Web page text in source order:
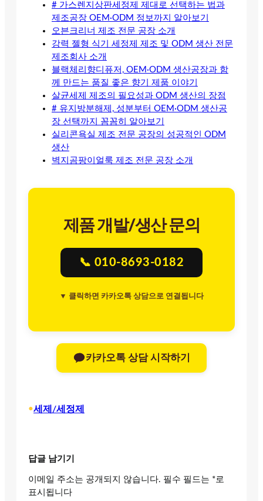
# 가스렌지상판세정제 제대로 선택하는 법과
제조공장 OEM·ODM 정보까지 알아보기
오븐크리너 제조 전문 공장 소개
강력 젤형 식기 세정제 제조 및 ODM 생산 전문
제조회사 소개
블랙체리향디퓨저, OEM·ODM 생산공장과 함
께 만드는 품질 좋은 향기 제품 이야기
살균세제 제조의 필요성과 ODM 생산의 장점
# 유지방분해제, 성분부터 OEM·ODM 생산공
장 선택까지 꼼꼼히 알아보기
실리콘욕실 제조 전문 공장의 성공적인 ODM
생산
벽지곰팡이얼룩 제조 전문 공장 소개
제품 개발/생산 문의
📞 010-8693-0182
▼ 클릭하면 카카오톡 상담으로 연결됩니다
카카오톡 상담 시작하기
•세제/세정제
답글 남기기
이메일 주소는 공개되지 않습니다. 필수 필드는 *로
표시됩니다